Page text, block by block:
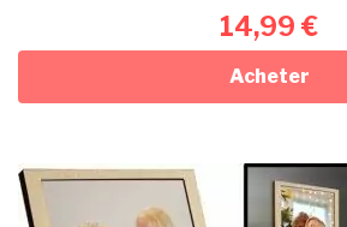
14,99 €
Acheter